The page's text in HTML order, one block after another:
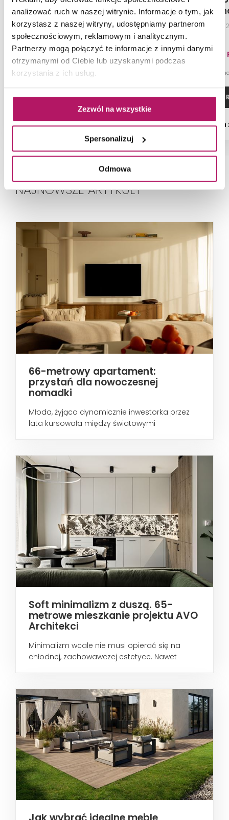
analizować ruch w naszej witrynie. Informacje o tym, jak
korzystasz z naszej witryny, udostępniamy partnerom
społecznościowym, reklamowym i analitycznym.
Partnerzy mogą połączyć te informacje z innymi danymi
otrzymanymi od Ciebie lub uzyskanymi podczas
korzystania z ich usług.
Zezwól na wszystkie
Spersonalizuj
Odmowa
Mosaic Diamond Cream
WD567-008
Mozaika, 28x29,7 cm
59,40 PLN
-12% od 67,70 PLN najniższa cena
ZOBACZ PRODUKT
Dostępność:na zamówienie
Satin
W567-
Płytka ścienna,
89,20
-12% od 100,80 PLN
ZOBACZ
Dostępność:
NAJNOWSZE ARTYKUŁY
66-metrowy apartament:
przystań dla nowoczesnej
nomadki
Młoda, żyjąca dynamicznie inwestorka przez
lata kursowała między światowymi
Soft minimalizm z duszą. 65-
metrowe mieszkanie projektu AVO
Architekci
Minimalizm wcale nie musi opierać się na
chłodnej, zachowawczej estetyce. Nawet